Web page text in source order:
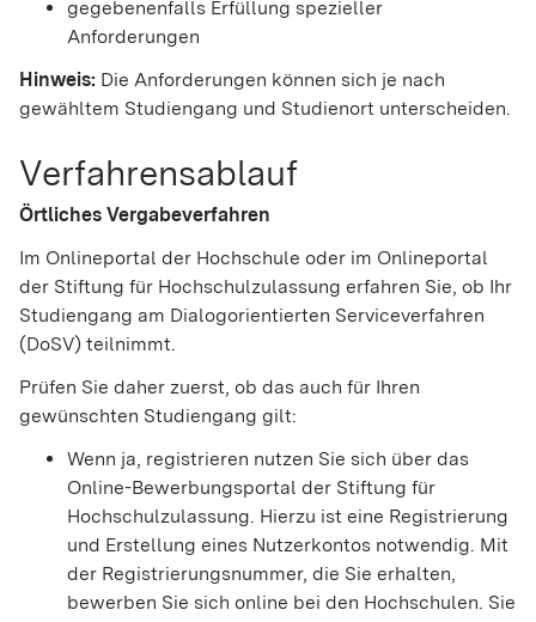
gegebenenfalls Erfüllung spezieller
Anforderungen
Hinweis: Die Anforderungen können sich je nach
gewähltem Studiengang und Studienort unterscheiden.
Verfahrensablauf
Örtliches Vergabeverfahren
Im Onlineportal der Hochschule oder im Onlineportal
der Stiftung für Hochschulzulassung erfahren Sie, ob Ihr
Studiengang am Dialogorientierten Serviceverfahren
(DoSV) teilnimmt.
Prüfen Sie daher zuerst, ob das auch für Ihren
gewünschten Studiengang gilt:
Wenn ja, registrieren nutzen Sie sich über das
Online-Bewerbungsportal der Stiftung für
Hochschulzulassung. Hierzu ist eine Registrierung
und Erstellung eines Nutzerkontos notwendig. Mit
der Registrierungsnummer, die Sie erhalten,
bewerben Sie sich online bei den Hochschulen. Sie